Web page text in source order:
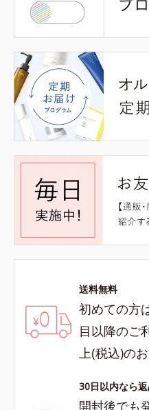
送料無料
初めての方
目以降のご
上(税込)の
30日以内なら
開封後でも